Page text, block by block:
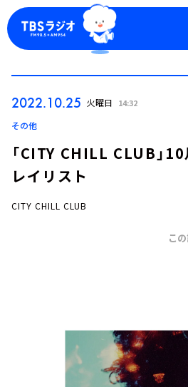
お知らせ
イベント・グッズ
YouTube
会社情報
2022.10.25 火曜日 14:32
その他
「CITY CHILL CLUB」10
レイリスト
CITY CHILL CLUB
こ